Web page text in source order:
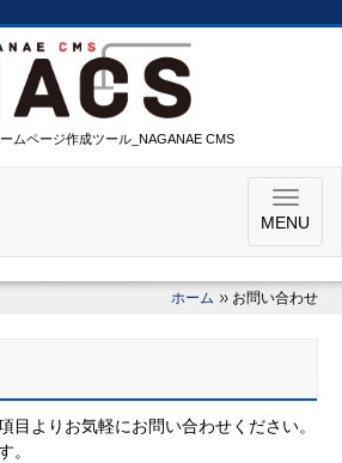
ムページ作成ツール_NAGANAE CMS
MENU
ホーム お問い合わせ
目よりお気軽にお問い合わせください。
。